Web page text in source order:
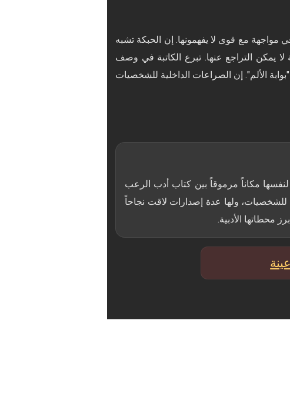
مواجهة مع قوى لا يفهمونها. إن الحبكة تشبه
يمكن التراجع عنها. تبرع الكاتبة في وصف
الألم". إن الصراعات الداخلية للشخصيات
مكاناً مرموقاً بين كتاب أدب الرعب
للشخصيات، ولها عدة إصدارات لاقت نجاحاً
محطاتها الأدبية.